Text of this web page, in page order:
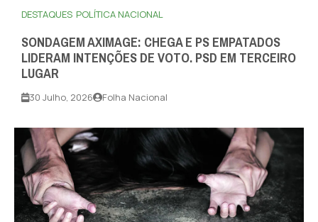
DESTAQUES POLÍTICA NACIONAL
SONDAGEM AXIMAGE: CHEGA E PS EMPATADOS
LIDERAM INTENÇÕES DE VOTO. PSD EM TERCEIRO
LUGAR
30 Julho, 2026 Folha Nacional